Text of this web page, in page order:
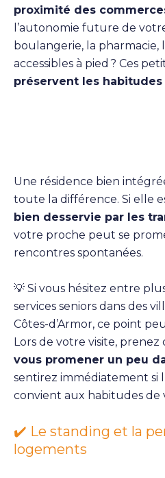
proximité des
l’autonomie future de
boulangerie, la pharmacie,
accessibles à pied ? Ces
préservent les habitudes
Une résidence bien
toute la différence. Si elle
bien desservie par les
votre proche peut se
rencontres spontanées.
💡 Si vous hésitez entre
services seniors dans des
Côtes-d’Armor, ce point
Lors de votre visite,
vous promener un peu
sentirez immédiatement si
convient aux habitudes de
✔️ Le standing et la
logements